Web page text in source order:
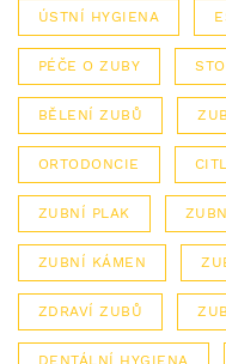
ÚSTNÍ HYGIENA
PÉČE O ZUBY
BĚLENÍ ZUBŮ
ORTODONCIE
ZUBNÍ PLAK
ZUBNÍ KÁMEN
ZDRAVÍ ZUBŮ
DENTÁLNÍ HYGIENA